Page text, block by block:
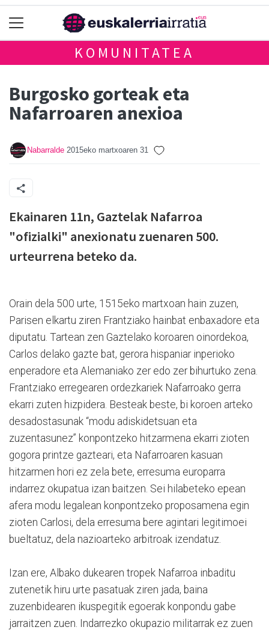
KOMUNITATEA
Burgosko gorteak eta
Nafarroaren anexioa
Nabarralde 2015eko martxoaren 31
Ekainaren 11n, Gaztelak Nafarroa
"ofizialki" anexionatu zuenaren 500.
urteurrena beteko da.
Orain dela 500 urte, 1515eko martxoan hain zuzen,
Parisen elkartu ziren Frantziako hainbat enbaxadore eta
diputatu. Tartean zen Gaztelako koroaren oinordekoa,
Carlos delako gazte bat, gerora hispaniar inperioko
enperadore eta Alemaniako zer edo zer bihurtuko zena.
Frantziako erregearen ordezkariek Nafarroako gerra
ekarri zuten hizpidera. Besteak beste, bi koroen arteko
desadostasunak “modu adiskidetsuan eta
zuzentasunez” konpontzeko hitzarmena ekarri zioten
gogora printze gazteari, eta Nafarroaren kasuan
hitzarmen hori ez zela bete, erresuma europarra
indarrez okupatua izan baitzen. Sei hilabeteko epean
afera modu legalean konpontzeko proposamena egin
zioten Carlosi, dela erresuma bere agintari legitimoei
bueltatuz, dela nazioarteko arbitroak izendatuz.
Izan ere, Albako dukearen tropek Nafarroa inbaditu
zutenetik hiru urte pasatuak ziren jada, baina
zuzenbidearen ikuspegitik egoerak konpondu gabe
jarraitzen zuen. Indarrezko okupazio militarrak ez zuen